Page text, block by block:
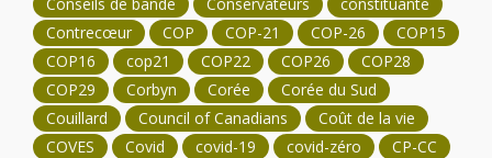
Contrecœur
COP COP-21 COP-26
COP15
COP16
cop21 COP22 COP26
COP28
COP29
Corbyn Corée
Corée du Sud
Couillard
Council of Canadians
Coût de la vie
COVES
Covid covid-19 covid-zéro
CP-CC